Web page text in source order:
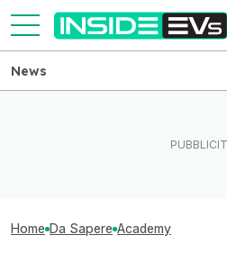
News
Home Da Sapere Academy